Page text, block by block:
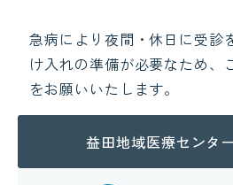
急病により夜間・休日に受診
け入れの準備が必要なため、
をお願いいたします。
益田地域医療センタ